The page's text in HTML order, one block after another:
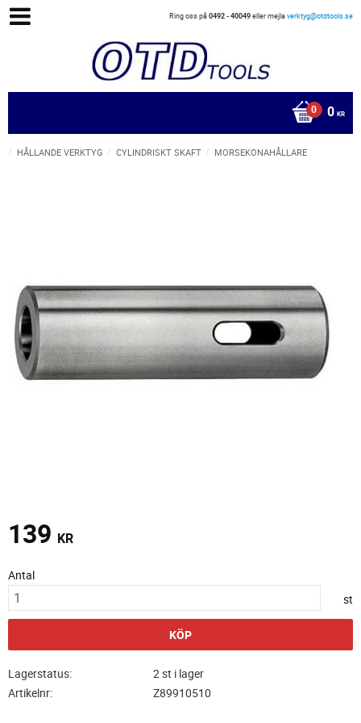
Ring oss på0492 - 40049eller mejlaverktyg@otdtools.se
0 KR
HÅLLANDE VERKTYG CYLINDRISKT SKAFT MORSEKONAHÅLLARE
139 KR
Antal
st
KÖP
Lagerstatus
2 st i lager
Artikelnr
Z89910510